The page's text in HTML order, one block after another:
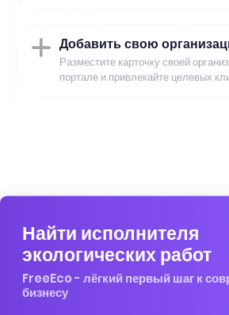
Добавить свою
Разместите карточку своей
портале и привлекайте целевых
Найти исполнителя
экологических работ
FreeEco - лёгкий первый шаг к
бизнесу